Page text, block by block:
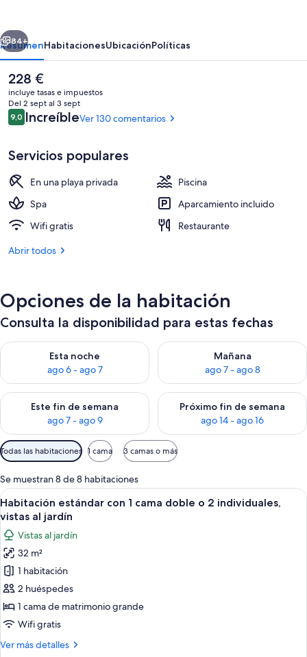
&
Aquapark
Fachada del alojamiento - Noche
Siguiente
84+
ResumenHabitacionesUbicaciónPolíticas
El
precio
actual
es
de
228 €
incluye tasas e impuestos
Del 2 sept al 3 sept
Comentarios
9,09,0 de 10
IncreíbleVer 130 comentarios
Servicios populares
En una playa privada
Piscina
Spa
Aparcamiento incluido
Wifi gratis
Restaurante
Abrir todos
Opciones de la habitación
Consulta la disponibilidad para estas fechas
Esta noche
ago 6 - ago 7
Consulta la disponibilidad para esta noche, ago 6 - ago 7
Mañana
ago 7 - ago 8
Consulta la disponibilidad
Este fin de semana
ago 7 - ago 9
Consulta la disponibilidad para este fin de semana, ago 7 -
Próximo fin de semana
ago 14 - ago 16
Consulta la disponibilidad
Filtros
disponibles
para
las
habitaciones
Todas las habitaciones 1 cama 3 camas o más
Se muestran 8 de 8 habitaciones
Abrir
todas
las
fotos
de
Habitación
estándar
con
1
doble
Un cuarto de hotel con una cama,
6
Habitación estándar con 1 cama doble o 2 individuales,
vistas al jardín
Vistas al jardín
32 m²
1 habitación
2 huéspedes
1 cama de matrimonio grande
Wifi gratis
Ver más detalles
Más